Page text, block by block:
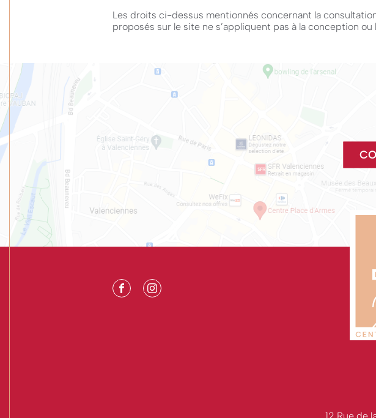
Les droits ci-dessus mentionnés concernant la
proposés sur le site ne s’appliquent pas à la conception ou